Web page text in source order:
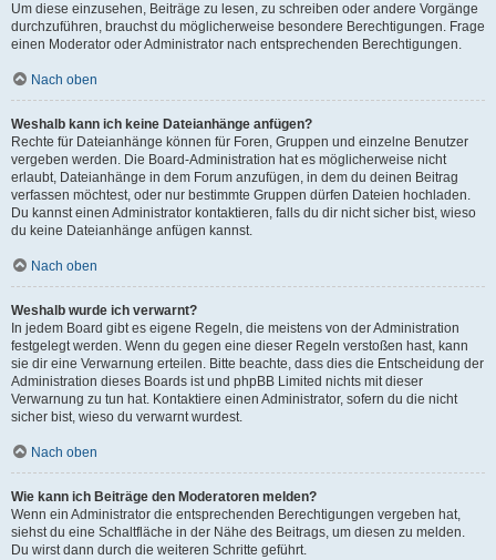
Um diese einzusehen, Beiträge zu lesen, zu schreiben oder andere Vorgänge
durchzuführen, brauchst du möglicherweise besondere Berechtigungen. Frage
einen Moderator oder Administrator nach entsprechenden Berechtigungen.
Nach oben
Weshalb kann ich keine Dateianhänge anfügen?
Rechte für Dateianhänge können für Foren, Gruppen und einzelne Benutzer
vergeben werden. Die Board-Administration hat es möglicherweise nicht
erlaubt, Dateianhänge in dem Forum anzufügen, in dem du deinen Beitrag
verfassen möchtest, oder nur bestimmte Gruppen dürfen Dateien hochladen.
Du kannst einen Administrator kontaktieren, falls du dir nicht sicher bist, wieso
du keine Dateianhänge anfügen kannst.
Nach oben
Weshalb wurde ich verwarnt?
In jedem Board gibt es eigene Regeln, die meistens von der Administration
festgelegt werden. Wenn du gegen eine dieser Regeln verstoßen hast, kann
sie dir eine Verwarnung erteilen. Bitte beachte, dass dies die Entscheidung der
Administration dieses Boards ist und phpBB Limited nichts mit dieser
Verwarnung zu tun hat. Kontaktiere einen Administrator, sofern du die nicht
sicher bist, wieso du verwarnt wurdest.
Nach oben
Wie kann ich Beiträge den Moderatoren melden?
Wenn ein Administrator die entsprechenden Berechtigungen vergeben hat,
siehst du eine Schaltfläche in der Nähe des Beitrags, um diesen zu melden.
Du wirst dann durch die weiteren Schritte geführt.